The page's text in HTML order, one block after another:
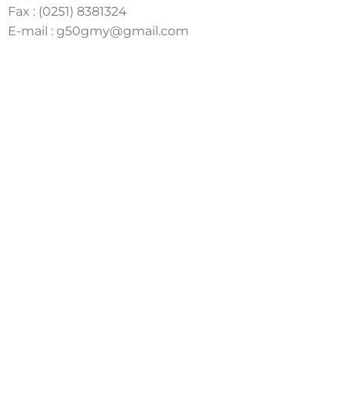
Fax : (0251) 8381324
E-mail : g50gmy@gmail.com